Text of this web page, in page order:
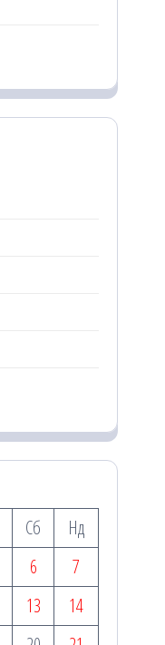
Сб
Нд
6
7
13
14